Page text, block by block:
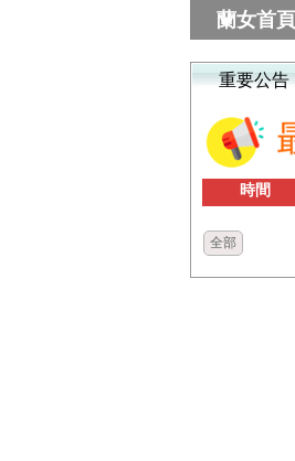
蘭女首頁
重要公告
時間
全部